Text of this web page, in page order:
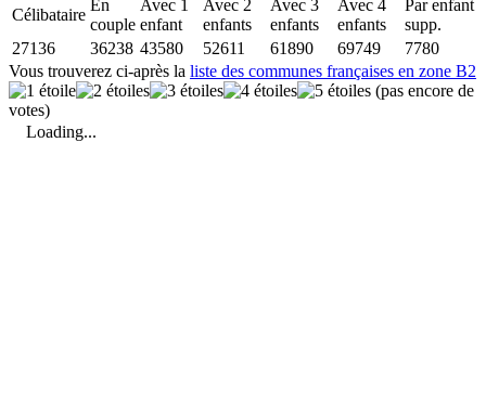
Célibataire
En
couple
Avec 1
enfant
Avec 2
enfants
Avec 3
enfants
Avec 4
enfants
Par enfant
supp.
27136
36238 43580 52611 61890 69749
7780
Vous trouverez ci-après la liste des communes françaises en zone B2
(pas encore de
votes)
Loading...